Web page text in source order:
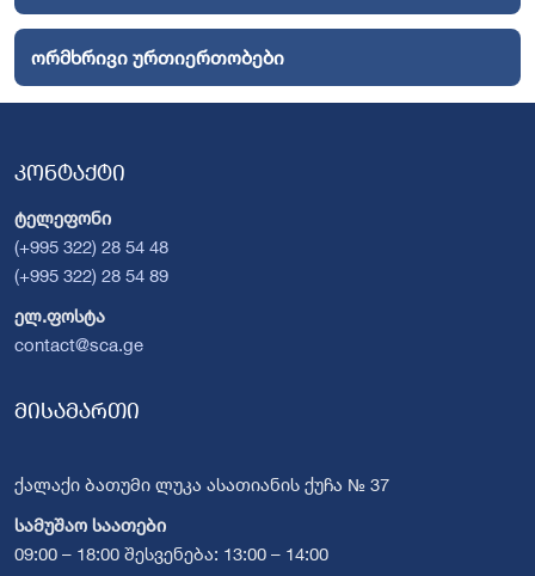
ორმხრივი ურთიერთობები
კონტაქტი
ტელეფონი
(+995 322) 28 54 48
(+995 322) 28 54 89
ელ.ფოსტა
contact@sca.ge
მისამართი
ქალაქი ბათუმი ლუკა ასათიანის ქუჩა № 37
სამუშაო საათები
09:00 – 18:00 შესვენება: 13:00 – 14:00